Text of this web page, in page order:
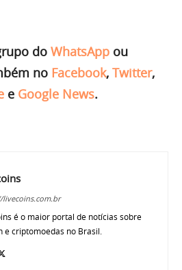
do WhatsApp ou
no Facebook, Twitter,
e Google News.
é o maior portal de notícias sobre
e criptomoedas no Brasil.